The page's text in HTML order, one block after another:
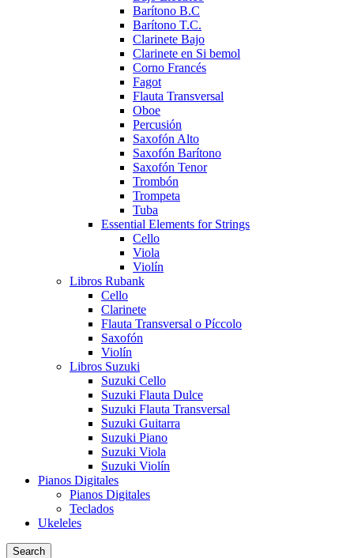
Barítono B.C
Barítono T.C.
Clarinete Bajo
Clarinete en Si bemol
Corno Francés
Fagot
Flauta Transversal
Oboe
Percusión
Saxofón Alto
Saxofón Barítono
Saxofón Tenor
Trombón
Trompeta
Tuba
Essential Elements for Strings
Cello
Viola
Violín
Libros Rubank
Cello
Clarinete
Flauta Transversal o Píccolo
Saxofón
Violín
Libros Suzuki
Suzuki Cello
Suzuki Flauta Dulce
Suzuki Flauta Transversal
Suzuki Guitarra
Suzuki Piano
Suzuki Viola
Suzuki Violín
Pianos Digitales
Pianos Digitales
Teclados
Ukeleles
Search